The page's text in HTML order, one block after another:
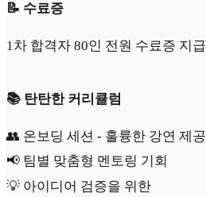
📝 수료증
1차 합격자 80인 전원 수료증 지급
📚 탄탄한 커리큘럼
👥 온보딩 세션 - 훌륭한 강연 제공
📢 팀별 맞춤형 멘토링 기회
💡 아이디어 검증을 위한